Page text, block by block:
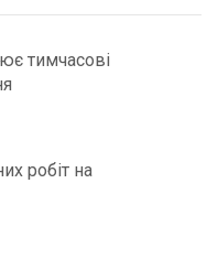
тимчасові
робіт на